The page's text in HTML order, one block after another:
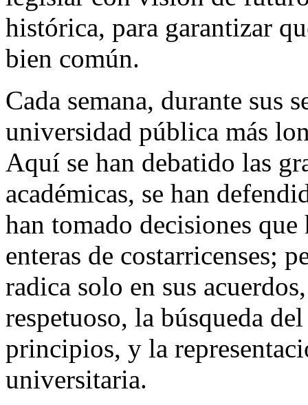
histórica, para garantizar
bien común.
Cada semana, durante sus
universidad pública más
Aquí se han debatido las
académicas, se han
han tomado decisiones
enteras de costarricenses;
radica solo en sus
respetuoso, la búsqueda
principios, y la
universitaria.